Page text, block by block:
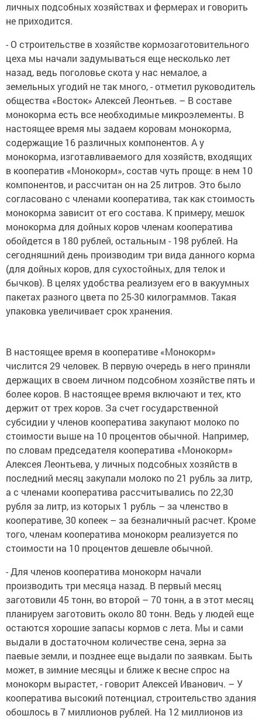
личных подсобных хозяйствах и фермерах и говорить
не приходится.
- О строительстве в хозяйстве кормозаготовительного
цеха мы начали задумываться еще несколько лет
назад, ведь поголовье скота у нас немалое, а
земельных угодий не так много, - отметил руководитель
общества «Восток» Алексей Леонтьев. – В составе
монокорма есть все необходимые микроэлементы. В
настоящее время мы задаем коровам монокорма,
содержащие 16 различных компонентов. А у
монокорма, изготавливаемого для хозяйств, входящих
в кооператив «Монокорм», состав чуть проще: в нем 10
компонентов, и рассчитан он на 25 литров. Это было
согласовано с членами кооператива, так как стоимость
монокорма зависит от его состава. К примеру, мешок
монокорма для дойных коров членам кооператива
обойдется в 180 рублей, остальным - 198 рублей. На
сегодняшний день производим три вида данного корма
(для дойных коров, для сухостойных, для телок и
бычков). В целях удобства реализуем его в вакуумных
пакетах разного цвета по 25-30 килограммов. Такая
упаковка увеличивает срок хранения.
В настоящее время в кооперативе «Монокорм»
числится 29 человек. В первую очередь в него приняли
держащих в своем личном подсобном хозяйстве пять и
более коров. В настоящее время включают и тех, кто
держит от трех коров. За счет государственной
субсидии у членов кооператива закупают молоко по
стоимости выше на 10 процентов обычной. Например,
по словам председателя кооператива «Монокорм»
Алексея Леонтьева, у личных подсобных хозяйств в
последний месяц закупали молоко по 21 рубль за литр,
а с членами кооператива рассчитывались по 22,30
рубля за литр, из которых 1 рубль – за членство в
кооперативе, 30 копеек – за безналичный расчет. Кроме
того, членам кооператива монокорм реализуется по
стоимости на 10 процентов дешевле обычной.
- Для членов кооператива монокорм начали
производить три месяца назад. В первый месяц
заготовили 45 тонн, во второй – 70 тонн, а в этот месяц
планируем заготовить около 80 тонн. Ведь у людей еще
остаются хорошие запасы кормов с лета. Мы и сами
выдали в достаточном количестве сена, зерна за
паевые земли, и позднее еще выдали по заявкам. Быть
может, в зимние месяцы и ближе к весне спрос на
монокорм вырастет, - говорит Алексей Иванович. – У
кооператива высокий потенциал, строительство здания
обошлось в 7 миллионов рублей. На 12 миллионов из